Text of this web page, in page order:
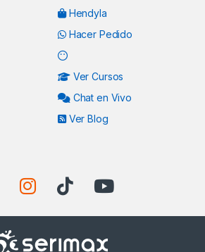
Hendyla
Hacer Pedido
Ver Cursos
Chat en Vivo
Ver Blog